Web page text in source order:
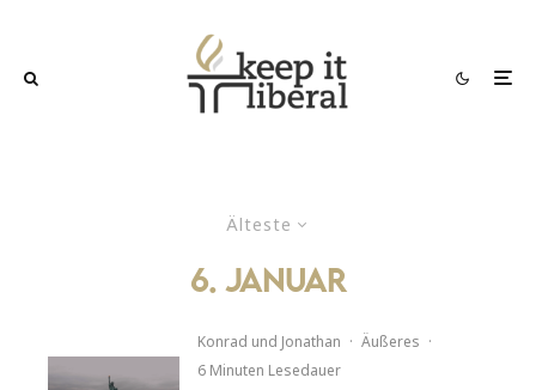
Älteste
6. Januar
Konrad und Jonathan · Äußeres ·
6 Minuten Lesedauer